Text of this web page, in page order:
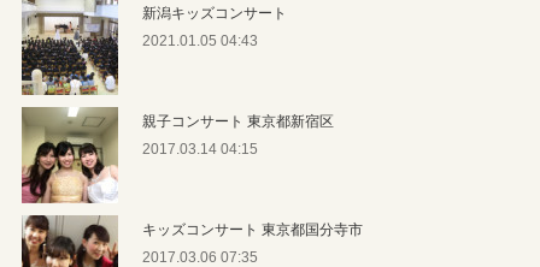
新潟キッズコンサート
2021.01.05 04:43
親子コンサート 東京都新宿区
2017.03.14 04:15
キッズコンサート 東京都国分寺市
2017.03.06 07:35